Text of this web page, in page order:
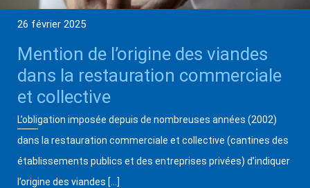
26 février 2025
Mention de l’origine des viandes
dans la restauration commerciale
et collective
L’obligation imposée depuis de nombreuses années (2002)
dans la restauration commerciale et collective (cantines des
établissements publics et des entreprises privées) d’indiquer
l’origine des viandes […]